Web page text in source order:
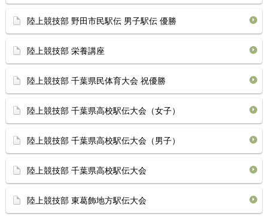
陸上競技部 野田市民駅伝 男子駅伝 優勝
陸上競技部 栄養講座
陸上競技部 千葉県民体育大会 祝優勝
陸上競技部 千葉県高校駅伝大会（女子）
陸上競技部 千葉県高校駅伝大会（男子）
陸上競技部 千葉県高校駅伝大会
陸上競技部 東葛飾地方駅伝大会